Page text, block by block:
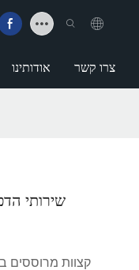
אודותינו צרו קשר
שירותי
קצוות מרוססים